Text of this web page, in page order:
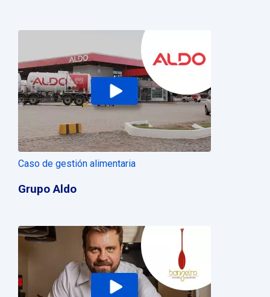
Caso de gestión alimentaria
Grupo Aldo